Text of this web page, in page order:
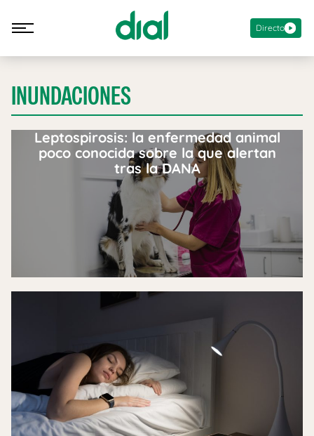
Directo
INUNDACIONES
Leptospirosis: la enfermedad animal
poco conocida sobre la que alertan
tras la DANA